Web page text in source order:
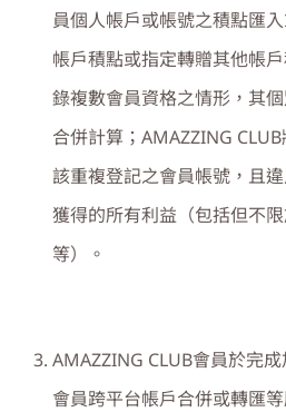
員個人帳戶或帳號之積點匯
帳戶積點或指定轉贈其他帳
錄複數會員資格之情形，其
合併計算；AMAZZING CLUB
該重複登記之會員帳號，且
獲得的所有利益（包括但不
等）。
AMAZZING CLUB會員於完
會員跨平台帳戶合併或轉匯